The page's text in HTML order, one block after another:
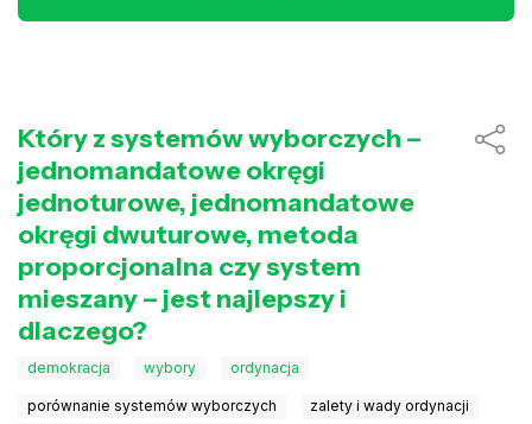
Który z systemów wyborczych –
jednomandatowe okręgi
jednoturowe, jednomandatowe
okręgi dwuturowe, metoda
proporcjonalna czy system
mieszany – jest najlepszy i
dlaczego?
demokracja wybory ordynacja
porównanie systemów wyborczych
zalety i wady ordynacji